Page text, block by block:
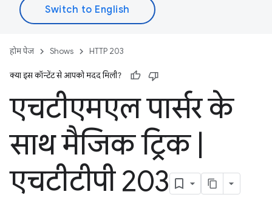
होम पेज Shows HTTP 203
क्या इस कॉन्टेंट से आपको मदद मिली?
एचटीएमएल पार्सर के
साथ मैजिक ट्रिक
एचटीटीपी 203